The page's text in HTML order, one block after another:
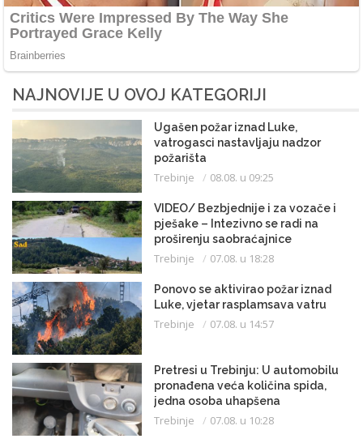
NAJNOVIJE U OVOJ KATEGORIJI
Ugašen požar iznad Luke,
vatrogasci nastavljaju nadzor
požarišta
Trebinje 08.08. u 09:25
VIDEO/ Bezbjednije i za vozače i
pješake – Intezivno se radi na
proširenju saobraćajnice
Trebinje 07.08. u 18:28
Ponovo se aktivirao požar iznad
Luke, vjetar rasplamsava vatru
Trebinje 07.08. u 14:57
Pretresi u Trebinju: U automobilu
pronađena veća količina spida,
jedna osoba uhapšena
Trebinje 07.08. u 10:28